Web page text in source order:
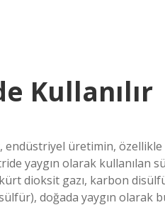
Kullanılır
endüstriyel üretimin,
yaygın olarak kullanılan
dioksit gazı, karbon
doğada yaygın olarak